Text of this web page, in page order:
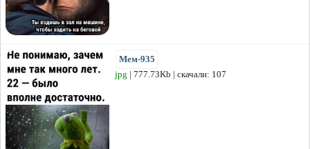
Мем-935
jpg | 777.73Kb | скачали: 107